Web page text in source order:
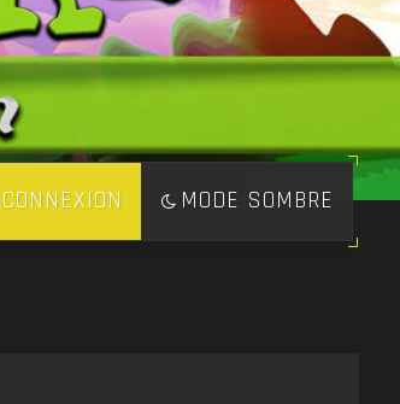
MODE SOMBRE
CONNEXION